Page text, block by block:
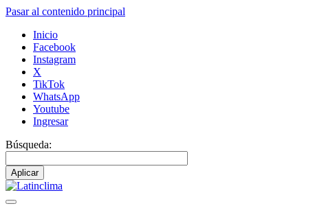
Pasar al contenido principal
Inicio
Facebook
Instagram
X
TikTok
WhatsApp
Youtube
Ingresar
Búsqueda: